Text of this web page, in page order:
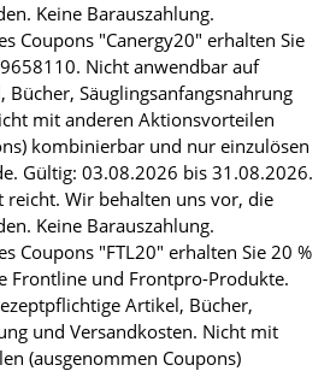
Keine Barauszahlung.
Coupons "Canergy20" erhalten Sie
Nicht anwendbar auf
Säuglingsanfangsnahrung
mit anderen Aktionsvorteilen
kombinierbar und nur einzulösen
Gültig: 03.08.2026 bis 31.08.2026.
reicht. Wir behalten uns vor, die
Keine Barauszahlung.
Coupons "FTL20" erhalten Sie 20 %
Frontline und Frontpro-Produkte.
Artikel, Bücher,
und Versandkosten. Nicht mit
(ausgenommen Coupons)